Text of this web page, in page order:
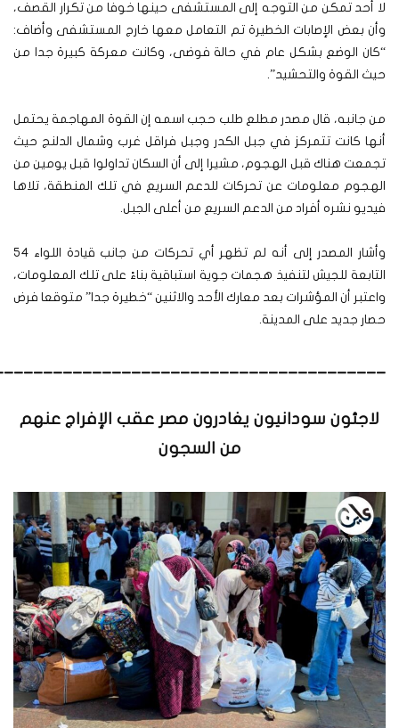
لا أحد تمكن من التوجه إلى المستشفى حينها خوفا من تكرار القصف،
وأن بعض الإصابات الخطيرة تم التعامل معها خارج المستشفى وأضاف:
“كان الوضع بشكل عام في حالة فوضى، وكانت معركة كبيرة جدا من
حيث القوة والتحشيد”.
من جانبه، قال مصدر مطلع طلب حجب اسمه إن القوة المهاجمة يحتمل
أنها كانت تتمركز في جبل الكدر وجبل فراقل غرب وشمال الدلنج حيث
تجمعت هناك قبل الهجوم، مشيرا إلى أن السكان تداولوا قبل يومين من
الهجوم معلومات عن تحركات للدعم السريع في تلك المنطقة، تلاها
فيديو نشره أفراد من الدعم السريع من أعلى الجبل.
وأشار المصدر إلى أنه لم تظهر أي تحركات من جانب قيادة اللواء 54
التابعة للجيش لتنفيذ هجمات جوية استباقية بناءً على تلك المعلومات،
واعتبر أن المؤشرات بعد معارك الأحد والاثنين “خطيرة جدا” متوقعا فرض
حصار جديد على المدينة.
لاجئون سودانيون يغادرون مصر عقب الإفراج عنهم
من السجون